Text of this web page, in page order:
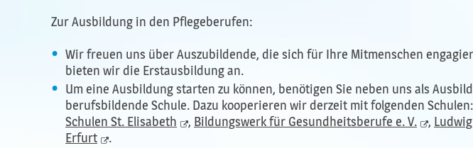
Zur Ausbildung in den Pflegeberufen:
Wir freuen uns über Auszubildende, die sich für Ihre Mitmenschen
bieten wir die Erstausbildung an.
Um eine Ausbildung starten zu können, benötigen Sie neben uns als
berufsbildende Schule. Dazu kooperieren wir derzeit mit folgenden Schulen:
Schulen St. Elisabeth
, Bildungswerk für Gesundheitsberufe e. V. ,
Erfurt
.